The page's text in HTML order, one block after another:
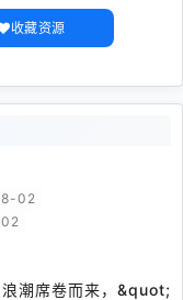
收藏资源
02
浪潮席卷而来，&quot;